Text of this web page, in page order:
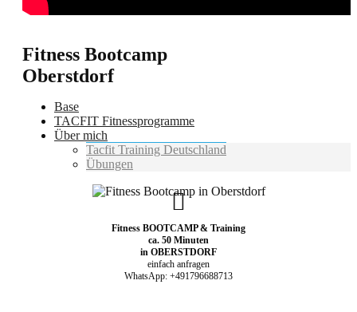
Fitness Bootcamp
Oberstdorf
Base
TACFIT Fitnessprogramme
Über mich
Tacfit Training Deutschland
Übungen
Fitness BOOTCAMP & Training
ca. 50 Minuten
in OBERSTDORF
einfach anfragen
WhatsApp: +491796688713